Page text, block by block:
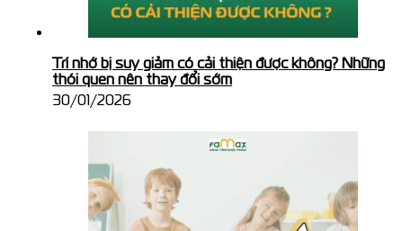
Trí nhớ bị suy giảm có cải thiện được không? Những
thói quen nên thay đổi sớm
30/01/2026